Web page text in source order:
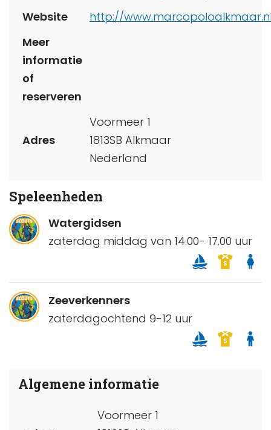
Website
http://
Meer
informatie
of
reserveren
Adres
Voormeer 1
1813SB Alkmaar
Nederland
Speleenheden
Watergidsen
zaterdag middag van 14.00- 17.00 uur
Zeeverkenners
zaterdagochtend 9-12 uur
Algemene informatie
Voormeer 1